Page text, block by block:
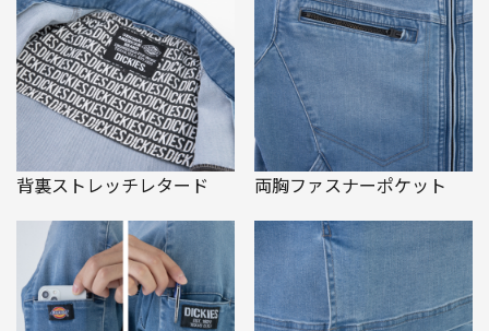
背裏ストレッチレタード 両胸ファスナーポケット